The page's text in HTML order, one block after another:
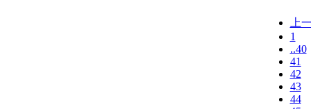
上
1
..40
41
42
43
44